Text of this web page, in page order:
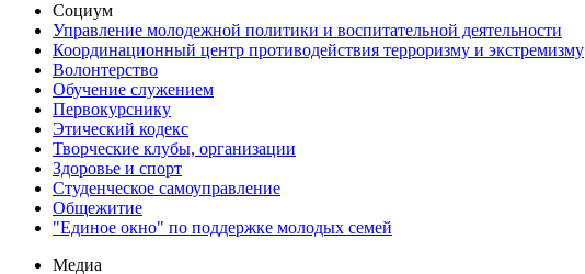
Социум
Управление молодежной политики и воспитательной деятельности
Координационный центр противодействия терроризму и экстремизму
Волонтерство
Обучение служением
Первокурснику
Этический кодекс
Творческие клубы, организации
Здоровье и спорт
Студенческое самоуправление
Общежитие
"Единое окно" по поддержке молодых семей
Медиа